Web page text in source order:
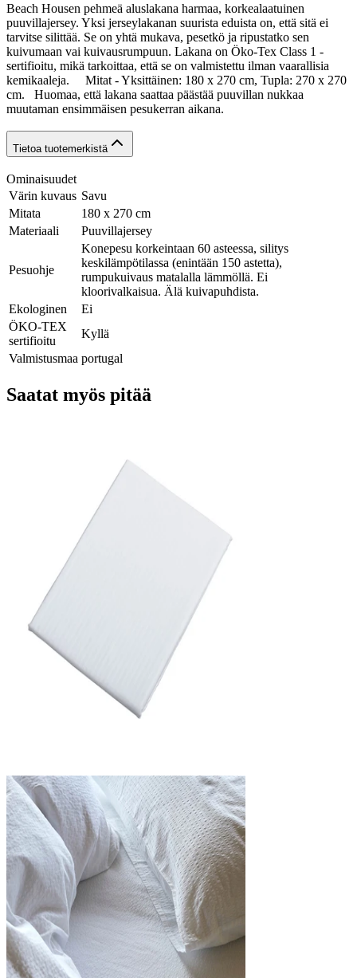
Beach Housen pehmeä aluslakana harmaa, korkealaatuinen
puuvillajersey. Yksi jerseylakanan suurista eduista on, että sitä ei
tarvitse silittää. Se on yhtä mukava, pesetkö ja ripustatko sen
kuivumaan vai kuivausrumpuun. Lakana on Öko-Tex Class 1 -
sertifioitu, mikä tarkoittaa, että se on valmistettu ilman vaarallisia
kemikaaleja. Mitat - Yksittäinen: 180 x 270 cm, Tupla: 270 x 270
cm. Huomaa, että lakana saattaa päästää puuvillan nukkaa
muutaman ensimmäisen pesukerran aikana.
Tietoa tuotemerkistä
Ominaisuudet
Värin kuvaus Savu
Mitata
180 x 270 cm
Materiaali
Puuvillajersey
Pesuohje
Konepesu korkeintaan 60 asteessa, silitys
keskilämpötilassa (enintään 150 astetta),
rumpukuivaus matalalla lämmöllä. Ei
kloorivalkaisua. Älä kuivapuhdista.
Ekologinen
Ei
ÖKO-TEX
sertifioitu
Kyllä
Valmistusmaa portugal
Saatat myös pitää